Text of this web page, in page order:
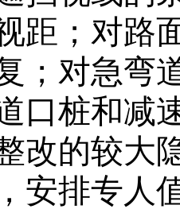
距；对路
；对急弯
口桩和减
改的较大
安排专人